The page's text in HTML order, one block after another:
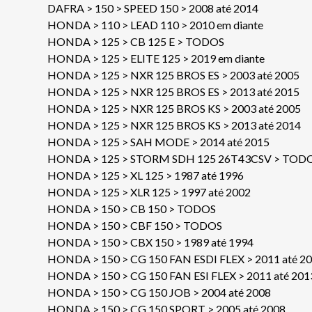
DAFRA > 150 > SPEED 150 > 2008 até 2014
HONDA > 110 > LEAD 110 > 2010 em diante
HONDA > 125 > CB 125 E > TODOS
HONDA > 125 > ELITE 125 > 2019 em diante
HONDA > 125 > NXR 125 BROS ES > 2003 até 2005
HONDA > 125 > NXR 125 BROS ES > 2013 até 2015
HONDA > 125 > NXR 125 BROS KS > 2003 até 2005
HONDA > 125 > NXR 125 BROS KS > 2013 até 2014
HONDA > 125 > SAH MODE > 2014 até 2015
HONDA > 125 > STORM SDH 125 26T43CSV >
HONDA > 125 > XL 125 > 1987 até 1996
HONDA > 125 > XLR 125 > 1997 até 2002
HONDA > 150 > CB 150 > TODOS
HONDA > 150 > CBF 150 > TODOS
HONDA > 150 > CBX 150 > 1989 até 1994
HONDA > 150 > CG 150 FAN ESDI FLEX > 2011 até
HONDA > 150 > CG 150 FAN ESI FLEX > 2011 até
HONDA > 150 > CG 150 JOB > 2004 até 2008
HONDA > 150 > CG 150 SPORT > 2005 até 2008